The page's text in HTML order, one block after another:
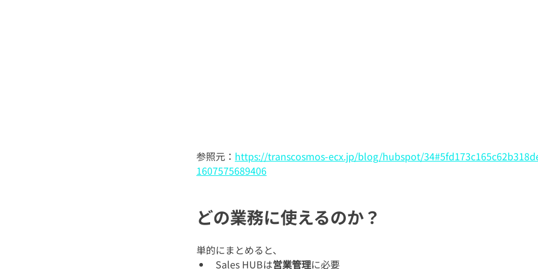
参照元： https://transcosmos-ecx.jp/blog/hubspot/
1607575689406
どの業務に使えるのか？
単的にまとめると、
Sales HUBは営業管理に必要